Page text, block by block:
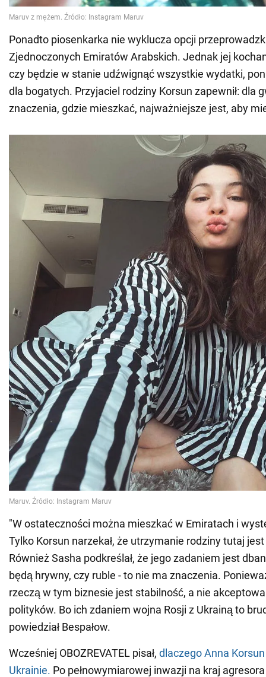
Ponadto piosenkarka nie wyklucza opcji
Zjednoczonych Emiratów Arabskich. Jednak jej
czy będzie w stanie udźwignąć wszystkie wydatki,
dla bogatych. Przyjaciel rodziny Korsun zapewnił: dla
znaczenia, gdzie mieszkać, najważniejsze jest, aby
"W ostateczności można mieszkać w Emiratach i
Tylko Korsun narzekał, że utrzymanie rodziny tutaj
Również Sasha podkreślał, że jego zadaniem jest
będą hrywny, czy ruble - to nie ma znaczenia.
rzeczą w tym biznesie jest stabilność, a nie
polityków. Bo ich zdaniem wojna Rosji z Ukrainą to
powiedział Bespałow.
Wcześniej OBOZREVATEL pisał, dlaczego Anna
Ukrainie. Po pełnowymiarowej inwazji na kraj